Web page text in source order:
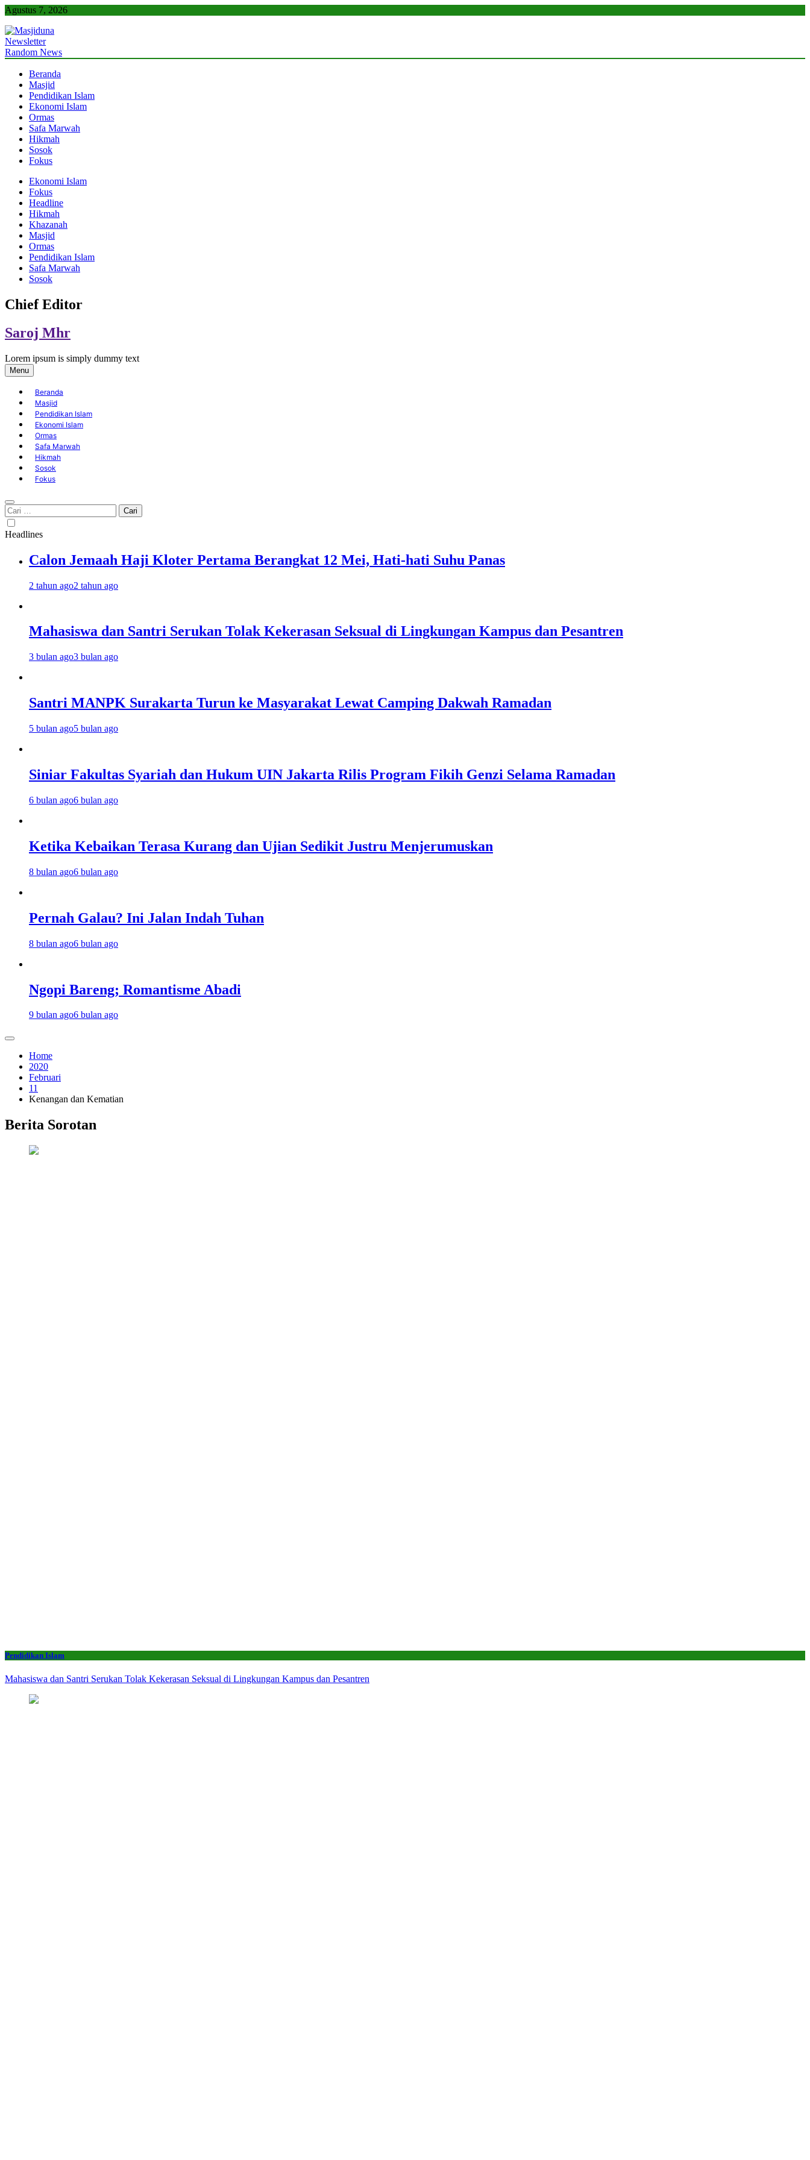
Skip
content
Agustus 7, 2026
Masjiduna
Referensi Berita Islam Indonesia
Newsletter
Random News
Beranda
Masjid
Pendidikan Islam
Ekonomi Islam
Ormas
Safa Marwah
Hikmah
Sosok
Fokus
Ekonomi Islam
Fokus
Headline
Hikmah
Khazanah
Masjid
Ormas
Pendidikan Islam
Safa Marwah
Sosok
Chief Editor
Saroj Mhr
Lorem ipsum is simply dummy text
Menu
Beranda
Masjid
Pendidikan Islam
Ekonomi Islam
Ormas
Safa Marwah
Hikmah
Sosok
Fokus
Cari
untuk:
Headlines
Calon Jemaah Haji Kloter Pertama Berangkat 12 Mei, Hati-hati Suhu Panas
2 tahun ago2 tahun ago
Mahasiswa dan Santri Serukan Tolak Kekerasan Seksual di Lingkungan Kampus dan Pesantren
3 bulan ago3 bulan ago
Santri MANPK Surakarta Turun ke Masyarakat Lewat Camping Dakwah Ramadan
5 bulan ago5 bulan ago
Siniar Fakultas Syariah dan Hukum UIN Jakarta Rilis Program Fikih Genzi Selama Ramadan
6 bulan ago6 bulan ago
Ketika Kebaikan Terasa Kurang dan Ujian Sedikit Justru Menjerumuskan
8 bulan ago6 bulan ago
Pernah Galau? Ini Jalan Indah Tuhan
8 bulan ago6 bulan ago
Ngopi Bareng; Romantisme Abadi
9 bulan ago6 bulan ago
Home
2020
Februari
11
Kenangan dan Kematian
Berita Sorotan
Pendidikan Islam
Mahasiswa dan Santri Serukan Tolak Kekerasan Seksual di Lingkungan Kampus dan Pesantren